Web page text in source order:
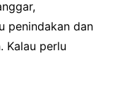
penindakan dan
Kalau perlu